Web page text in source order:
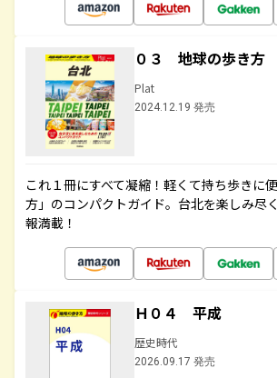
０３ 地球の歩き
Plat
2024.12.19 発売
これ１冊にすべて凝縮！軽くて持ち歩きに
方」のコンパクトガイド。台北を楽しみ尽
報満載！
Ｈ０４ 平成
歴史時代
2026.09.17 発売